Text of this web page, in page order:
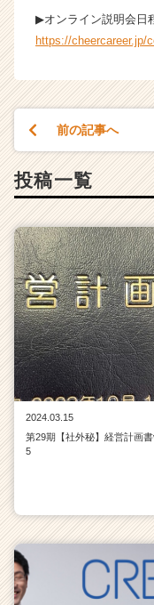
e
e
▶オンライン説明会日
https://cheercareer.jp/
前の記事へ
投稿一覧
2024.03.15
第29期【社外秘】経営計画
5